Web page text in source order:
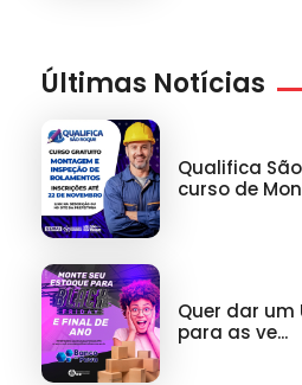
Últimas Notícias
Qualifica
curso de
Quer dar um
para as ve...